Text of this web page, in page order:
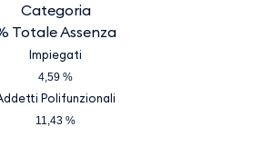
Categoria
Totale Assenza
Impiegati
4,59 %
Polifunzionali
11,43 %